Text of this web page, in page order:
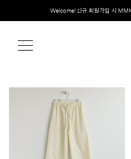
MMK의 새로운 키친 디자인,